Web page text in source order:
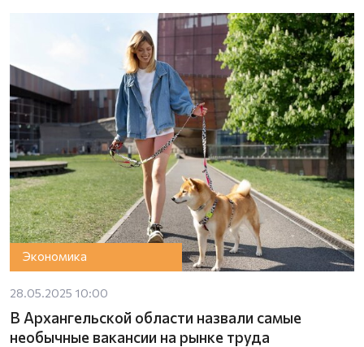
Экономика
28.05.2025 10:00
В Архангельской области назвали самые
необычные вакансии на рынке труда